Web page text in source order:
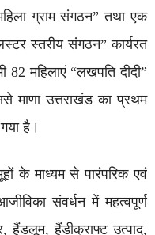
ग्राम संगठन” तथा एक
स्तरीय संगठन” कार्यरत
महिलाएं “लखपति दीदी”
माणा उत्तराखंड का प्रथम
है।
के माध्यम से पारंपरिक एवं
संवर्धन में महत्वपूर्ण
हैंडलूम, हैंडीक्राफ्ट उत्पाद,